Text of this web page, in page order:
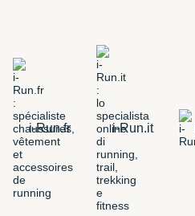
i-Run.fr i-Run.it